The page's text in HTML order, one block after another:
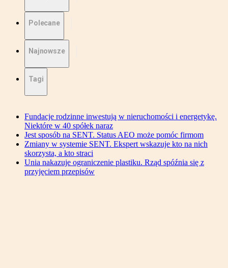
Polecane
Najnowsze
Tagi
Fundacje rodzinne inwestują w nieruchomości i energetykę.
Niektóre w 40 spółek naraz
Jest sposób na SENT. Status AEO może pomóc firmom
Zmiany w systemie SENT. Ekspert wskazuje kto na nich
skorzysta, a kto straci
Unia nakazuje ograniczenie plastiku. Rząd spóźnia się z
przyjęciem przepisów